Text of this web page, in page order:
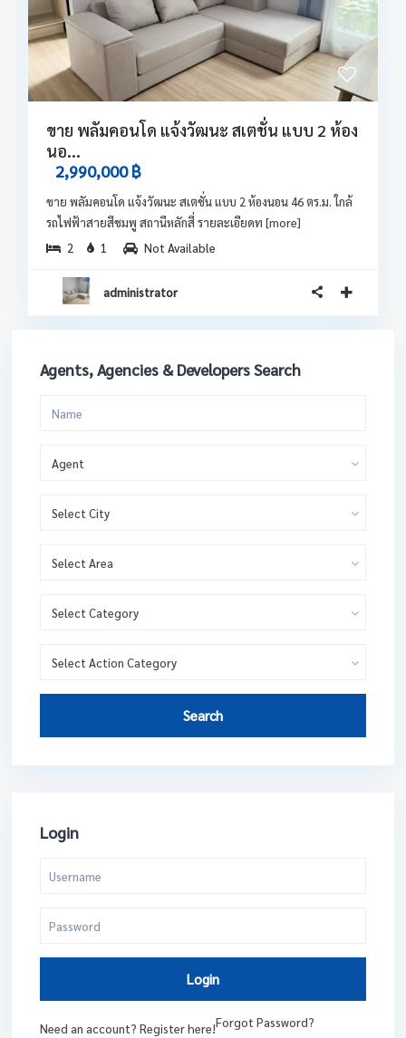
ขาย พลัมคอนโด แจ้งวัฒนะ สเตชั่น แบบ 2 ห้อง
นอ...
2,990,000 ฿
ขาย พลัมคอนโด แจ้งวัฒนะ สเตชั่น แบบ 2 ห้องนอน 46 ตร.ม. ใกล้
รถไฟฟ้าสายสีชมพู สถานีหลักสี่ รายละเอียดท [more]
2
1 Not Available
administrator
Agents, Agencies & Developers Search
Agent
Select City
Select Area
Select Category
Select Action Category
Search
Login
Login
Need an account? Register here!Forgot Password?